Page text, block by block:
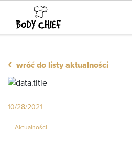
‹ wróć do listy aktualności
10/28/2021
Aktualności